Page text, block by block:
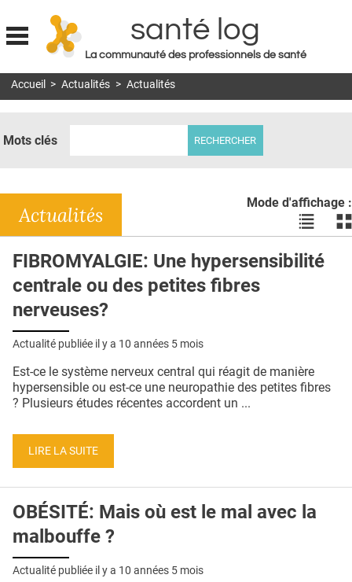
Jump to navigation
santé log
La communauté des professionnels de santé
MON COMPTE
DOSSIERS
RÉSEAUX
E-REVUE SAD
L'APP
PUBLICITÉ
CONTACT
Accueil > Actualités > Actualités
Mots clés
Mode d'affichage :
Voir
les
en
les
Actualités
FIBROMYALGIE: Une hypersensibilité
centrale ou des petites fibres
nerveuses?
Actualité publiée il y a 10 années 5 mois
Est-ce le système nerveux central qui réagit de manière
hypersensible ou est-ce une neuropathie des petites fibres
? Plusieurs études récentes accordent un ...
LIRE LA SUITE
OBÉSITÉ: Mais où est le mal avec la
malbouffe ?
Actualité publiée il y a 10 années 5 mois